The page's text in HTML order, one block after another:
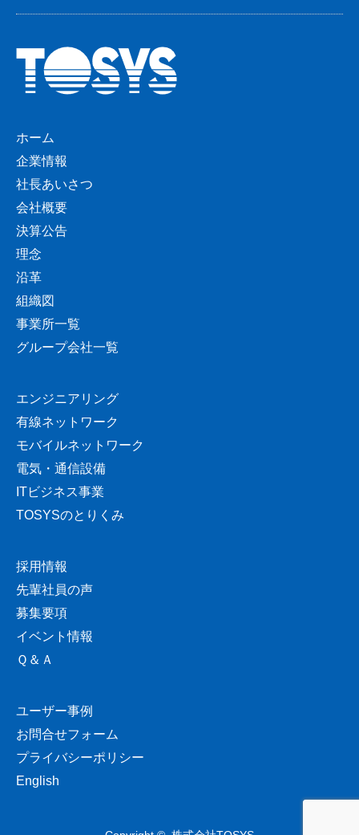
ホーム
企業情報
社長あいさつ
会社概要
決算公告
理念
沿革
組織図
事業所一覧
グループ会社一覧
エンジニアリング
有線ネットワーク
モバイルネットワーク
電気・通信設備
ITビジネス事業
TOSYSのとりくみ
採用情報
先輩社員の声
募集要項
イベント情報
Ｑ＆Ａ
ユーザー事例
お問合せフォーム
プライバシーポリシー
English